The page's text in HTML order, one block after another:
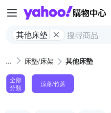
其他床墊
床墊/床架 其他床墊
全部
分類
涼蓆/竹蓆